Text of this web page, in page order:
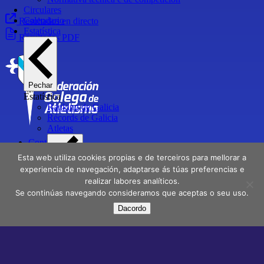
Circulares
Calendario
Estatística
Pechar
Estatística
Ranking de Galicia
Récords de Galicia
Atletas
Atletas
Atletas Campións de Galicia
España
Resultados en directo
Resultados PDF
Contactar
Directorio
Delegacións
Política de privacidade
Instagram Youtube
Esta web utiliza cookies propias e de terceiros para mellorar a
experiencia de navegación, adaptarse ás túas preferencias e
realizar labores analíticos.
Se continúas navegando consideramos que aceptas o seu uso.
Dacordo